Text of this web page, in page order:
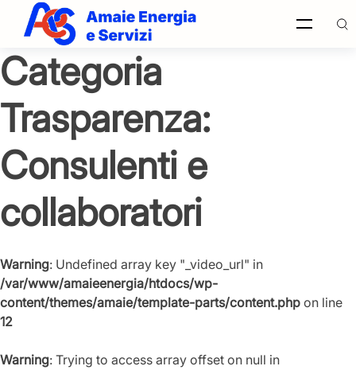
nel sito
Ricerca
Italiano
Categoria
Trasparenza:
Consulenti e
collaboratori
Warning: Undefined array key "_video_url" in
/var/www/amaieenergia/htdocs/wp-
content/themes/amaie/template-parts/content.php on line
12
Warning: Trying to access array offset on null in